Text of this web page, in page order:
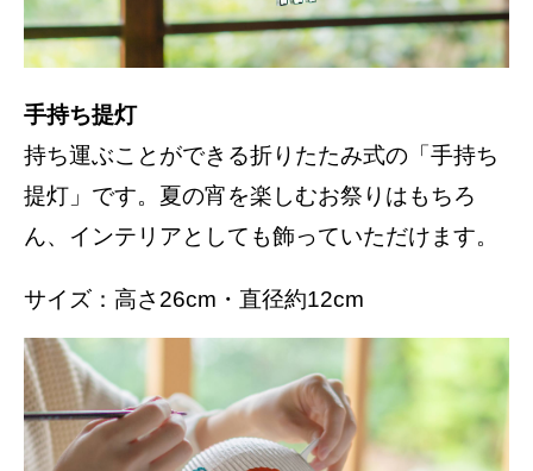
手持ち提灯
持ち運ぶことができる折りたたみ式の「手持ち
提灯」です。夏の宵を楽しむお祭りはもちろ
ん、インテリアとしても飾っていただけます。
サイズ：高さ26cm・直径約12cm